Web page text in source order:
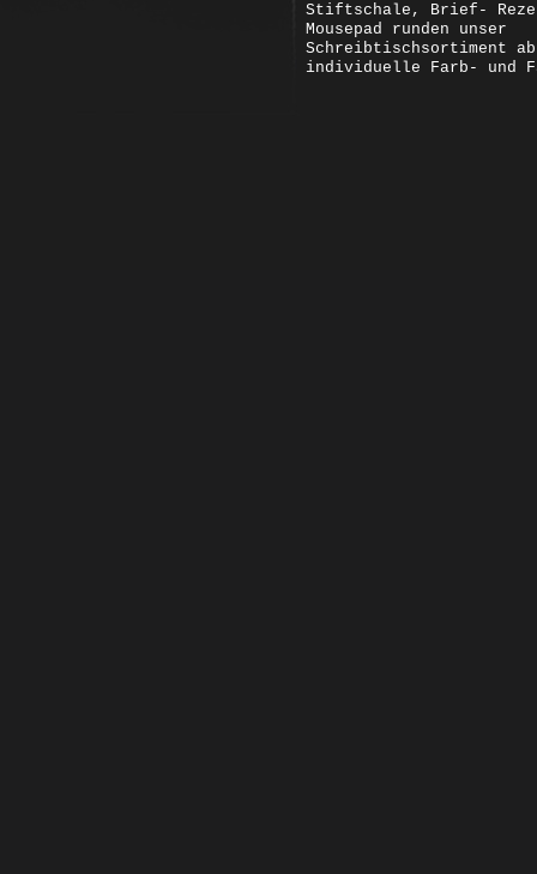
Stiftschale, Brief-
Mousepad runden unser
Schreibtischsortiment
individuelle Farb- und